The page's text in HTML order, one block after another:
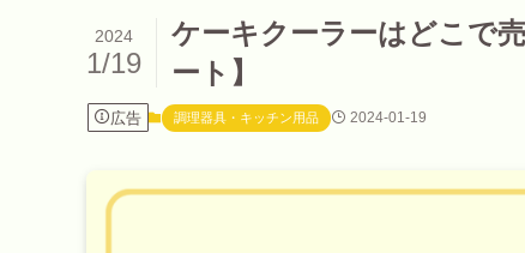
ケーキクーラーはどこで
ート】
2024
1/19
広告 調理器具・キッチン用品 2024-01-19